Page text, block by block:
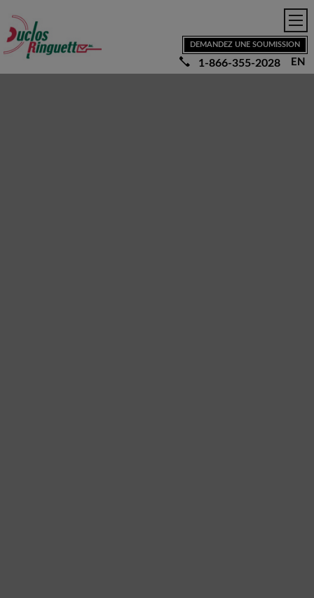
1-866-355-2028 EN
DEMANDEZ UNE SOUMISSION
Demande de Soumission
Nous joindre
Vie privé